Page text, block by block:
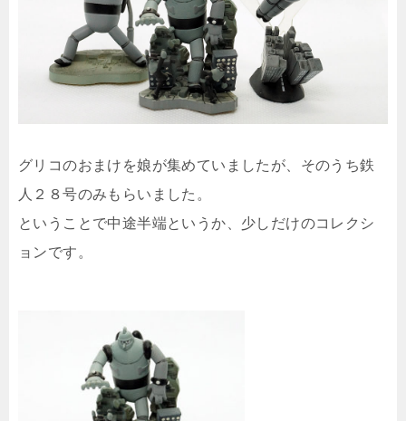
グリコのおまけを娘が集めていましたが、そのうち鉄
人２８号のみもらいました。
ということで中途半端というか、少しだけのコレクシ
ョンです。